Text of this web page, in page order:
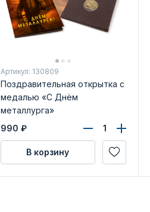
Артикул: 130809
Поздравительная открытка с
медалью «С Днём
металлурга»
990 ₽
В корзину